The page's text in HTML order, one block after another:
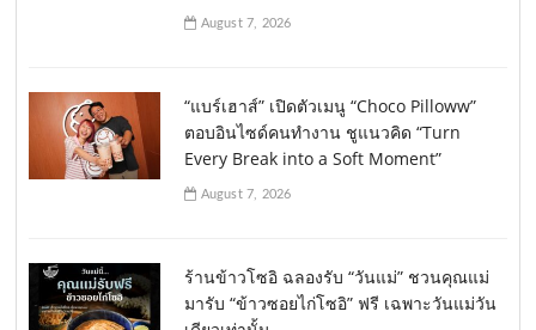
August 7, 2026
“แบร์เฮาส์” เปิดตัวเมนู “Choco Pilloww”
ตอบอินไซด์คนทำงาน ชูแนวคิด “Turn
Every Break into a Soft Moment”
August 7, 2026
ร้านข้าวโซอิ ฉลองรับ “วันแม่” ชวนคุณแม่
มารับ “ข้าวซอยไก่โซอิ” ฟรี เฉพาะวันแม่วัน